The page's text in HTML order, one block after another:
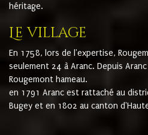
héritage.
Le village
En 1758, lors de l'expertise,
seulement 24 à Aranc. Depuis
Rougemont hameau.
en 1791 Aranc est rattaché au
Bugey et en 1802 au canton